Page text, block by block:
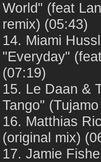
World" (feat
remix) (05:43)
14. Miami
"Everyday"
(07:19)
15. Le Daan &
Tango"
16. Matthias
(original mix)
17. Jamie